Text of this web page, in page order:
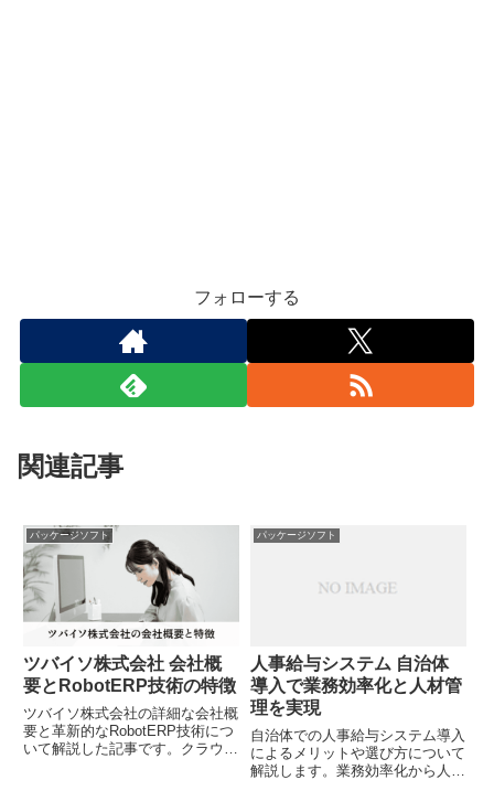
フォローする
関連記事
パッケージソフト
ツバイソ株式会社 会社概
要とRobotERP技術の特徴
ツバイソ株式会社の詳細な会社概
要と革新的なRobotERP技術につ
いて解説した記事です。クラウド
パッケージソフト
人事給与システム 自治体
導入で業務効率化と人材管
理を実現
自治体での人事給与システム導入
によるメリットや選び方について
解説します。業務効率化から人材